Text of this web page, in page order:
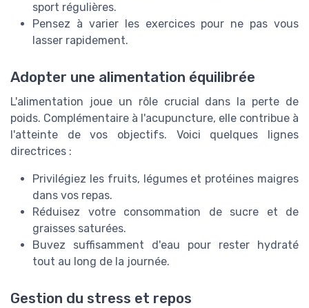
sport régulières.
Pensez à varier les exercices pour ne pas vous
lasser rapidement.
Adopter une alimentation équilibrée
L'alimentation joue un rôle crucial dans la perte de
poids. Complémentaire à l'acupuncture, elle contribue à
l'atteinte de vos objectifs. Voici quelques lignes
directrices :
Privilégiez les fruits, légumes et protéines maigres
dans vos repas.
Réduisez votre consommation de sucre et de
graisses saturées.
Buvez suffisamment d'eau pour rester hydraté
tout au long de la journée.
Gestion du stress et repos